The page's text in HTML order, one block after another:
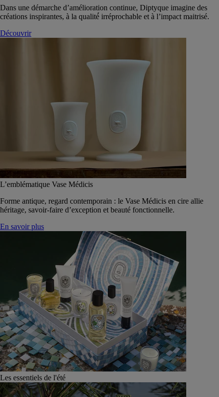
Dans une démarche d’amélioration continue, Diptyque imagine des
créations inspirantes, à la qualité́ irréprochable et à l’impact maitrisé.
Découvrir
L’emblématique Vase Médicis
Forme antique, regard contemporain : le Vase Médicis en cire allie
héritage, savoir-faire d’exception et beauté fonctionnelle.
En savoir plus
Les essentiels de l'été